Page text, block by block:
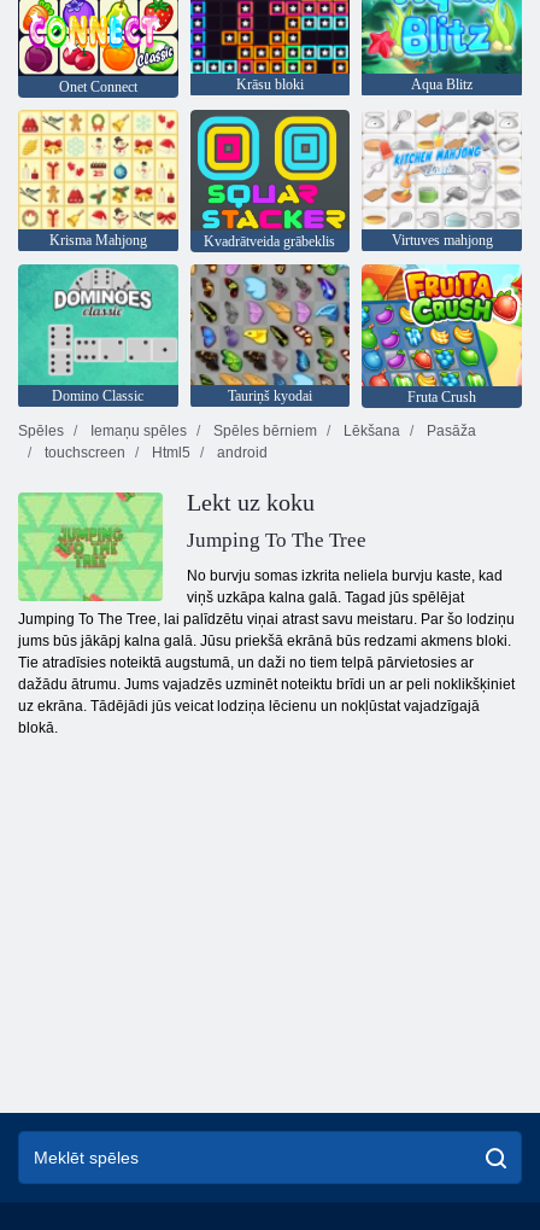
Onet Connect Krāsu bloki Aqua Blitz
Krisma Mahjong Kvadrātveida grābeklis Virtuves mahjong
Domino Classic Tauriņš kyodai
Fruta Crush
Spēles
Iemaņu spēles Spēles bērniem Lēkšana
Pasāža
touchscreen
Html5 android
Lekt uz koku
Jumping To The Tree
No burvju somas izkrita neliela burvju kaste, kad
viņš uzkāpa kalna galā. Tagad jūs spēlējat
Jumping To The Tree, lai palīdzētu viņai atrast savu meistaru. Par šo lodziņu
jums būs jākāpj kalna galā. Jūsu priekšā ekrānā būs redzami akmens bloki.
Tie atradīsies noteiktā augstumā, un daži no tiem telpā pārvietosies ar
dažādu ātrumu. Jums vajadzēs uzminēt noteiktu brīdi un ar peli noklikšķiniet
uz ekrāna. Tādējādi jūs veicat lodziņa lēcienu un nokļūstat vajadzīgajā
blokā.